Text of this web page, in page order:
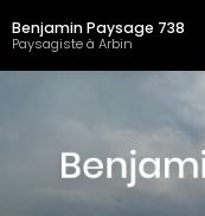
au
contenu
principal
Benjamin Paysage 738
Paysagiste à Arbin